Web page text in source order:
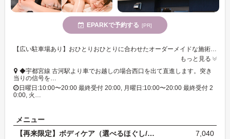
EPARKで予約する [PR]
【広い駐車場あり】おひとりおひとりに合わせたオーダーメイドな施術が特徴☆毎日を笑顔で過ごせるようサポートします。
もっと見る
◆宇都宮線 古河駅より車でお越しの場合西口を出て直進します。突き
当りの信号を…
日曜日:10:00〜20:00 最終受付 20:00, 月曜日:10:00〜20:00 最終受付 2
0:00, 火…
メニュー
【再来限定】ボディケア（選べるほぐし/鍼灸/吸玉/運…
7,040